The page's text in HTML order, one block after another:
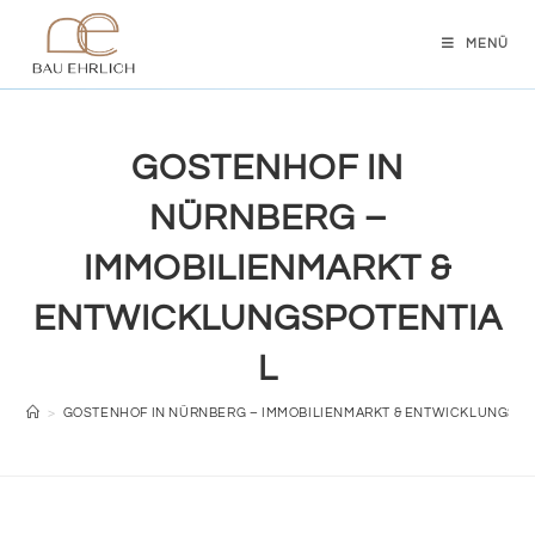
MENÜ
GOSTENHOF IN
NÜRNBERG –
IMMOBILIENMARKT &
ENTWICKLUNGSPOTENTIA
L
> GOSTENHOF IN NÜRNBERG – IMMOBILIENMARKT &